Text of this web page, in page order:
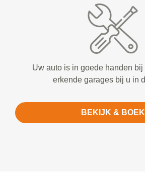
Uw auto is in goede handen
erkende garages bij u in
BEKIJK & BOEK